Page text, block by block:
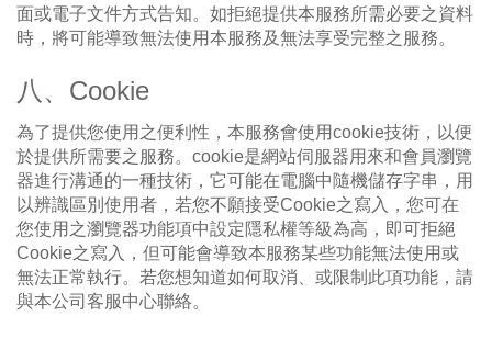
面或電子文件方式告知。如拒絕提供本服務所需必要之資料
時，將可能導致無法使用本服務及無法享受完整之服務。
八、Cookie
為了提供您使用之便利性，本服務會使用cookie技術，以便
於提供所需要之服務。cookie是網站伺服器用來和會員瀏覽
器進行溝通的一種技術，它可能在電腦中隨機儲存字串，用
以辨識區別使用者，若您不願接受Cookie之寫入，您可在
您使用之瀏覽器功能項中設定隱私權等級為高，即可拒絕
Cookie之寫入，但可能會導致本服務某些功能無法使用或
無法正常執行。若您想知道如何取消、或限制此項功能，請
與本公司客服中心聯絡。